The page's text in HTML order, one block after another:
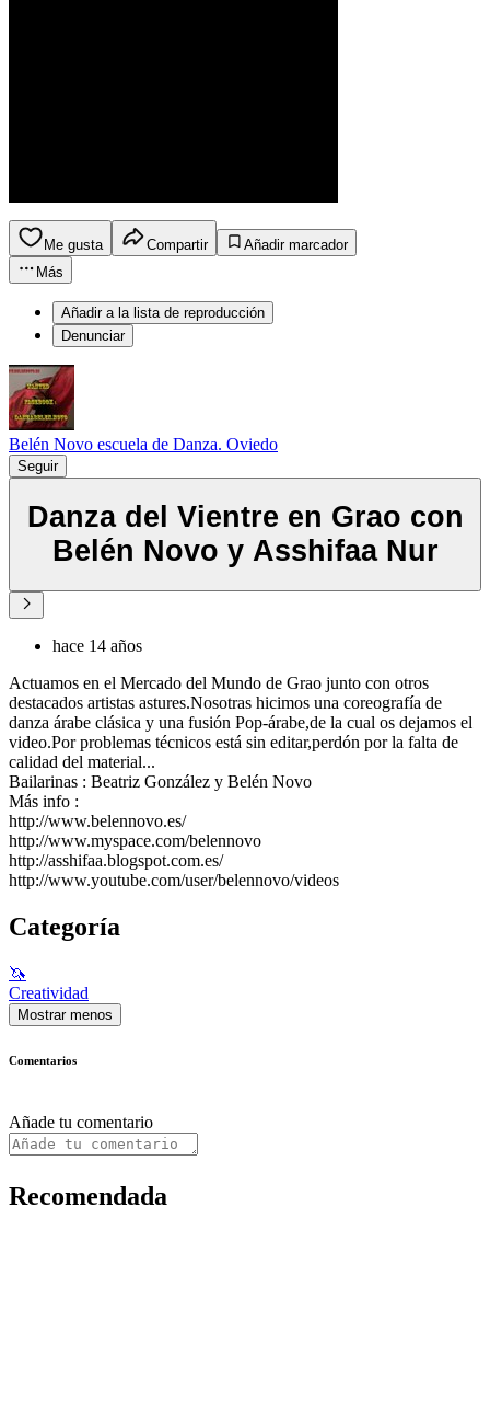
Me gusta Compartir
Añadir marcador
Más
Añadir a la lista de reproducción
Denunciar
Belén Novo escuela de Danza. Oviedo
Seguir
Danza del Vientre en Grao con
Belén Novo y Asshifaa Nur
hace 14 años
Actuamos en el Mercado del Mundo de Grao junto con otros
destacados artistas astures.Nosotras hicimos una coreografía de
danza árabe clásica y una fusión Pop-árabe,de la cual os dejamos el
video.Por problemas técnicos está sin editar,perdón por la falta de
calidad del material...
Bailarinas : Beatriz González y Belén Novo
Más info :
http://www.belennovo.es/
http://www.myspace.com/belennovo
http://asshifaa.blogspot.com.es/
http://www.youtube.com/user/belennovo/videos
Categoría
🦄
Creatividad
Mostrar menos
Comentarios
Añade tu comentario
Recomendada